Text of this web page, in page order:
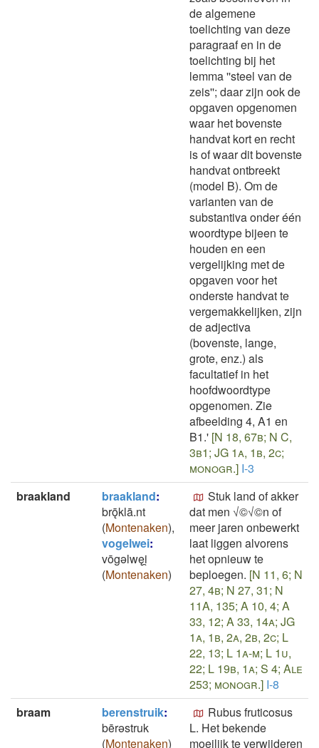
de algemene
toelichting van deze
paragraaf en in de
toelichting bij het
lemma ''steel van de
zeis''; daar zijn ook de
opgaven opgenomen
waar het bovenste
handvat kort en recht
is of waar dit bovenste
handvat ontbreekt
(model B). Om de
varianten van de
substantiva onder één
woordtype bijeen te
houden en een
vergelijking met de
opgaven voor het
onderste handvat te
vergemakkelijken, zijn
de adjectiva
(bovenste, lange,
grote, enz.) als
facultatief in het
hoofdwoordtype
opgenomen. Zie
afbeelding 4, A1 en
B1.' [N 18, 67b; N C,
3b1; JG 1a, 1b, 2c;
monogr.] I-3
braakland
braakland:
brǭklā.nt
(Montenaken),
vogelwei:
vōgǝlwęi̯
(Montenaken)
Stuk land of akker
dat men √©√©n of
meer jaren onbewerkt
laat liggen alvorens
het opnieuw te
beploegen. [N 11, 6; N
27, 4b; N 27, 31; N
11A, 135; A 10, 4; A
33, 12; A 33, 14a; JG
1a, 1b, 2a, 2b, 2c; L
22, 13; L 1a-m; L 1u,
22; L 19b, 1a; S 4; Ale
253; monogr.] I-8
braam
berenstruik:
bērǝstruk
(Montenaken)
Rubus fruticosus
L. Het bekende
moeilijk te verwijderen